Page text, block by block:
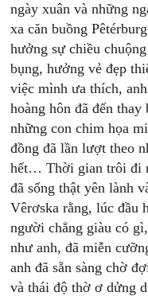
ngày xuân và những
xa căn buồng
hưởng sự chiều
bụng, hưởng vẻ đẹp
việc mình ưa thích,
hoàng hôn đã đến
những con chim họa
đồng đã lần lượt theo
hết… Thời gian trôi đi
đã sống thật yên lành
Vêrơska rằng, lúc đầu
người chẳng giàu có
như anh, đã miễn
anh đã sẵn sàng chờ
và thái độ thờ ơ dửng